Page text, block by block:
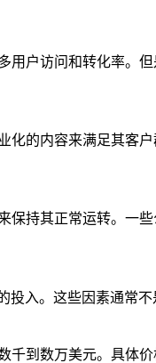
用户访问和转化率。
化的内容来满足其客
保持其正常运转。一
投入。这些因素通常
千到数万美元。具体